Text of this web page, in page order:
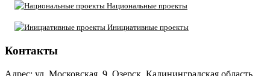
Национальные проекты
Инициативные проекты
Контакты
Адрес: ул. Московская, 9, Озерск, Калининградская область,